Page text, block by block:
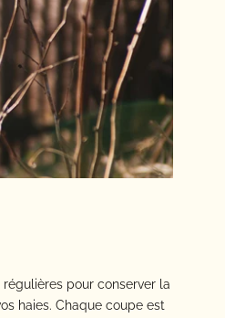
pour conserver la
haies. Chaque coupe est